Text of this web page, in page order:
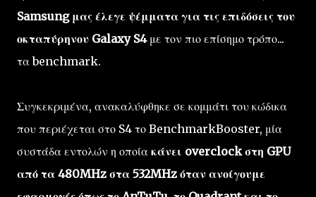
Samsung μας έλεγε ψέμματα για τις επιδόσεις του
οκταπύρηνου Galaxy S4με τον πιο επίσημο τρόπο...
τα benchmark.
Συγκεκριμένα, ανακαλύφθηκε σε κομμάτι του κώδικα
που περιέχεται στο S4 το BenchmarkBooster, μία
συστάδα εντολών η οποία κάνει overclock στη GPU
από τα 480MHz στα 532MHz όταν ανοίγουμε